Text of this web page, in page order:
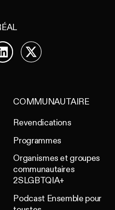
LinkedIn
X
COMMUNAUTAIRE
Revendications
Programmes
Organismes et groupes
communautaires
2SLGBTQIA+
Podcast Ensemble pour